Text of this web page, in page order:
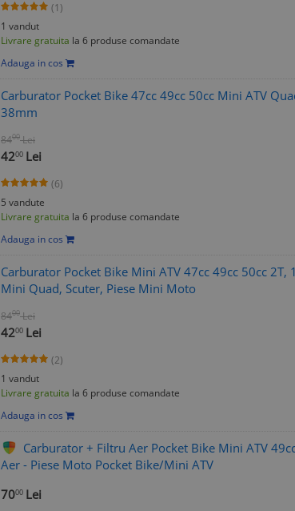
(1)
1 vandut
Livrare gratuita la 6 produse comandate
Adauga in cos
Carburator Pocket Bike 47cc 49cc 50cc Mini ATV
38mm
8400 Lei
4200 Lei
(6)
5 vandute
Livrare gratuita la 6 produse comandate
Adauga in cos
Carburator Pocket Bike Mini ATV 47cc 49cc 50cc
Mini Quad, Scuter, Piese Mini Moto
8400 Lei
4200 Lei
(2)
1 vandut
Livrare gratuita la 6 produse comandate
Adauga in cos
Carburator + Filtru Aer Pocket Bike Mini ATV
Aer - Piese Moto Pocket Bike/Mini ATV
7000 Lei